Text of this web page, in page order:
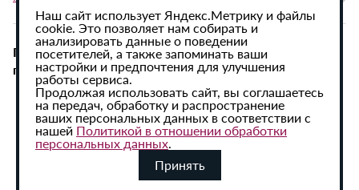
При использовании материалов сайта активная
гиперссылка на ИА «Регион 64» обязательна.
Наш сайт использует Яндекс.Метрику и файлы
cookie. Это позволяет нам собирать и
анализировать данные о поведении
посетителей, а также запоминать ваши
настройки и предпочтения для улучшения
работы сервиса.
Продолжая использовать сайт, вы соглашаетесь
на передач, обработку и распространение
ваших персональных данных в соответствии с
нашей Политикой в отношении обработки
персональных данных.
Принять